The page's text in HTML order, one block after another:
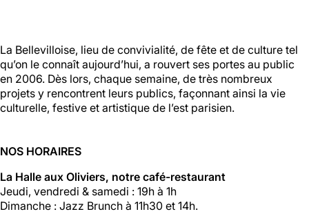
La Bellevilloise, lieu de convivialité, de fête et de culture tel
qu’on le connaît aujourd’hui, a rouvert ses portes au public
en 2006. Dès lors, chaque semaine, de très nombreux
projets y rencontrent leurs publics, façonnant ainsi la vie
culturelle, festive et artistique de l’est parisien.
NOS HORAIRES
La Halle aux Oliviers, notre café-restaurant
Jeudi, vendredi & samedi : 19h à 1h
Dimanche : Jazz Brunch à 11h30 et 14h.